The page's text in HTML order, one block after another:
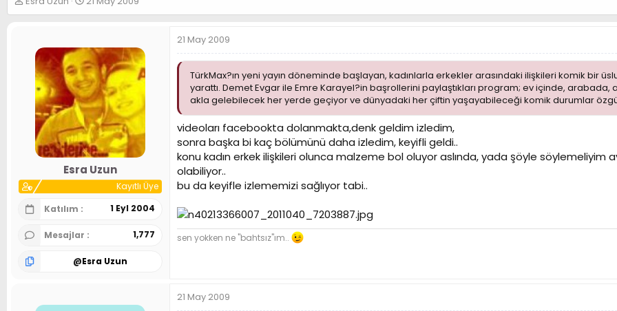
o
a
a
n
g
ı
ç
t
a
r
i
h
i
Esra Uzun
Kayıtlı Üye
Katılım
1 Eyl 2004
Mesajlar 1,777
@Esra Uzun
21 May 2009
TürkMax?ın yeni yayın döneminde başlayan, kadınlarla erkekler arasındaki ilişkileri komik bir
yarattı. Demet Evgar ile Emre Karayel?in başrollerini paylaştıkları program; ev içinde,
akla gelebilecek her yerde geçiyor ve dünyadaki her çiftin yaşayabileceği komik durumlar
videoları facebookta dolanmakta,denk geldim izledim,
sonra başka bi kaç bölümünü daha izledim, keyifli geldi..
konu kadın erkek ilişkileri olunca malzeme bol oluyor aslında, yada şöyle söylemeliyim
olabiliyor..
bu da keyifle izlememizi sağlıyor tabi..
sen yokken ne "bahtsız"ım..
21 May 2009